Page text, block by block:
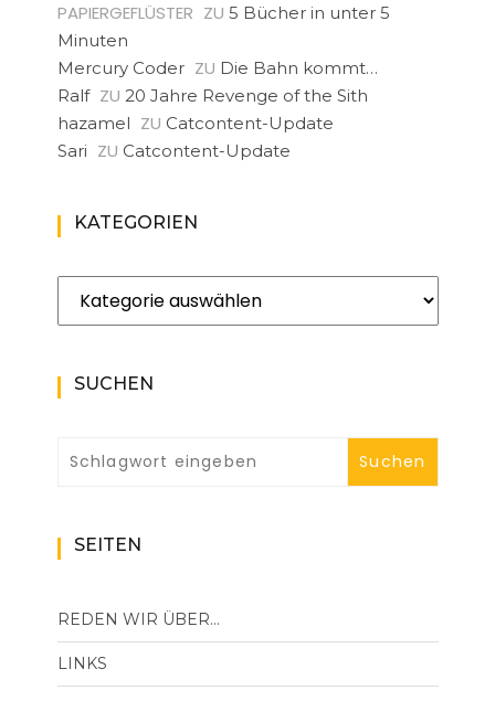
PAPIERGEFLÜSTER ZU 5 Bücher in unter 5
Minuten
Mercury Coder ZU Die Bahn kommt…
Ralf ZU 20 Jahre Revenge of the Sith
hazamel ZU Catcontent-Update
Sari ZU Catcontent-Update
KATEGORIEN
Kategorien
SUCHEN
SEITEN
REDEN WIR ÜBER…
LINKS